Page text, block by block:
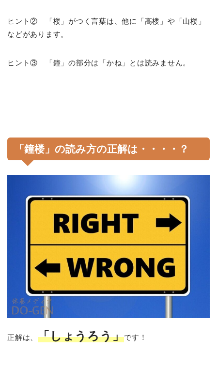
ヒント② 「楼」がつく言葉は、他に「高楼」や「山楼」
などがあります。
ヒント③ 「鐘」の部分は「かね」とは読みません。
「鐘楼」の読み方の正解は・・・・？
正解は、「しょうろう」です！